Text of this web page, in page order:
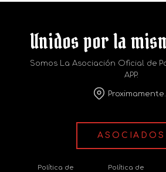
Unidos por la
Somos La Asociación Oficial de
APP.
ASOCIADOS
Política de
Política de